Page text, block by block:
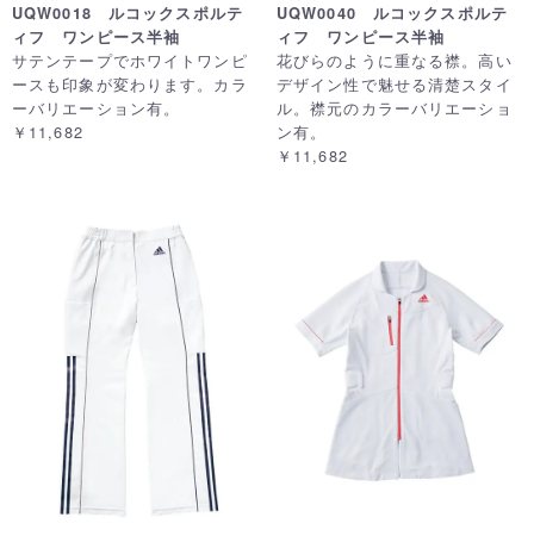
UQW0018 ルコックスポルテ
ィフ ワンピース半袖
サテンテープでホワイトワンピ
ースも印象が変わります。カラ
ーバリエーション有。
￥11,682
UQW0040 ルコックスポルテ
ィフ ワンピース半袖
花びらのように重なる襟。高い
デザイン性で魅せる清楚スタイ
ル。襟元のカラーバリエーショ
ン有。
￥11,682